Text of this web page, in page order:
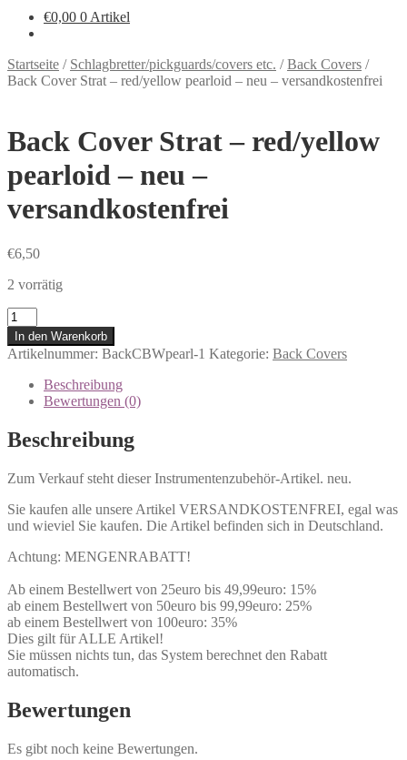
€0,00 0 Artikel
Startseite / Schlagbretter/pickguards/covers etc. /Back Covers /
Back Cover Strat – red/yellow pearloid – neu – versandkostenfrei
Back Cover Strat – red/yellow
pearloid – neu –
versandkostenfrei
€6,50
2 vorrätig
Anzahl
In den Warenkorb
Artikelnummer: BackCBWpearl-1 Kategorie: Back Covers
Beschreibung
Bewertungen (0)
Beschreibung
Zum Verkauf steht dieser Instrumentenzubehör-Artikel. neu.
Sie kaufen alle unsere Artikel VERSANDKOSTENFREI, egal was
und wieviel Sie kaufen. Die Artikel befinden sich in Deutschland.
Achtung: MENGENRABATT!
Ab einem Bestellwert von 25euro bis 49,99euro: 15%
ab einem Bestellwert von 50euro bis 99,99euro: 25%
ab einem Bestellwert von 100euro: 35%
Dies gilt für ALLE Artikel!
Sie müssen nichts tun, das System berechnet den Rabatt
automatisch.
Bewertungen
Es gibt noch keine Bewertungen.